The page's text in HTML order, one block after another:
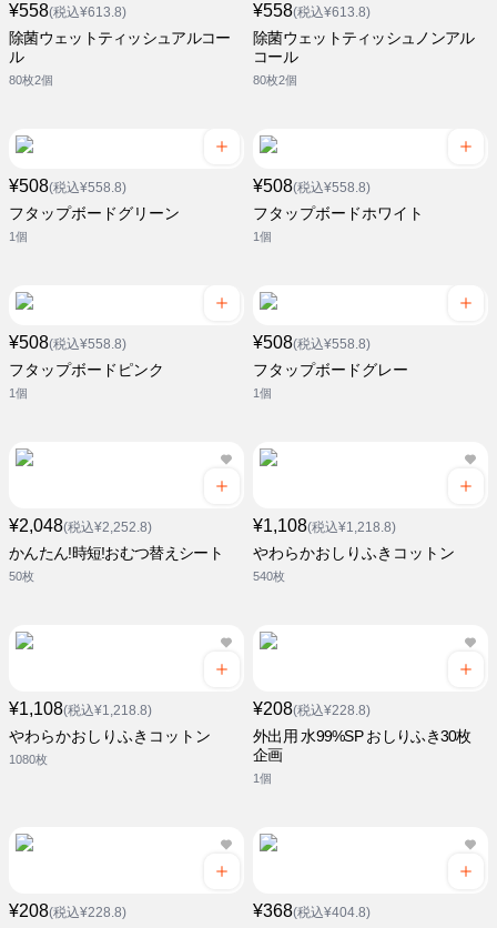
¥558(税込¥613.8)
除菌ウェットティッシュアルコー
ル
80枚2個
¥558(税込¥613.8)
除菌ウェットティッシュノンアル
コール
80枚2個
¥508(税込¥558.8)
フタップボードグリーン
1個
¥508(税込¥558.8)
フタップボードホワイト
1個
¥508(税込¥558.8)
フタップボードピンク
1個
¥508(税込¥558.8)
フタップボードグレー
1個
¥2,048(税込¥2,252.8)
かんたん!時短!おむつ替えシート
50枚
¥1,108(税込¥1,218.8)
やわらかおしりふきコットン
540枚
¥1,108(税込¥1,218.8)
やわらかおしりふきコットン
1080枚
¥208(税込¥228.8)
外出用 水99%SP おしりふき30枚
企画
1個
¥208(税込¥228.8) ¥368(税込¥404.8)